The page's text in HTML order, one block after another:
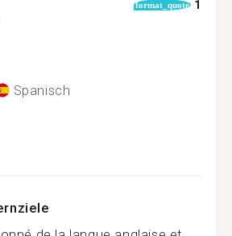
format_quote 1
Spanisch